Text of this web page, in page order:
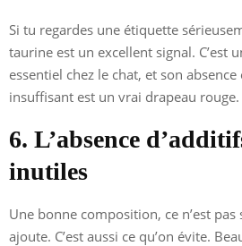
Si tu regardes une étiquette
taurine est un excellent signal. C’est
essentiel chez le chat, et son
insuffisant est un vrai drapeau rouge.
6. L’absence
inutiles
Une bonne composition, ce n’est pas
ajoute. C’est aussi ce qu’on évite.